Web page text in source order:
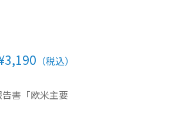
（税込）
書「欧米主要